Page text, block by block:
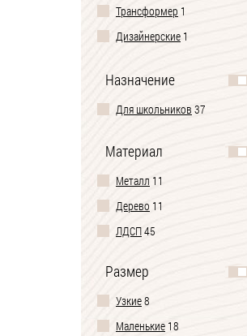
Трансформер 1
Дизайнерские 1
Назначение
Для школьников 37
Материал
Металл 11
Дерево 11
ЛДСП45
Размер
Узкие8
Маленькие 18